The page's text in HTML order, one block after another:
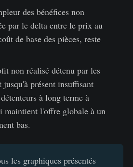
des bénéfices non
par le delta entre le prix au
de base des pièces, reste
non réalisé détenu par les
jusqu'à présent insuffisant
à long terme à
maintient l'offre globale à un
bas.
les graphiques présentés